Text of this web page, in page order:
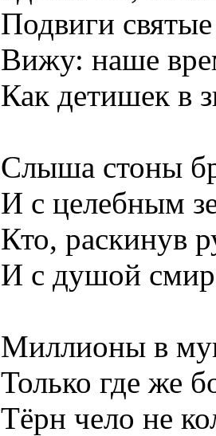
Подвиги
Вижу: наше
Как детишек в
Слыша стоны
И с целебным
Кто, раскинув
И с душой
Миллионы в
Только где же
Тёрн чело не